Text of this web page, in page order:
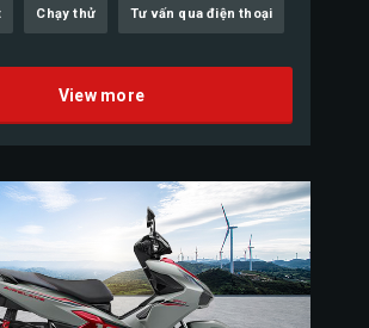
Chạy thử Tư vấn qua điện thoại
View more